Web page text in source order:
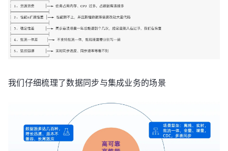
我们仔细梳理了数据同步与集成业务的场景